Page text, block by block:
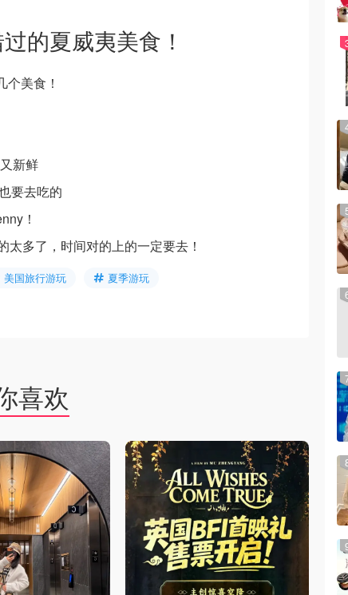
的夏威夷美食！
美食！
新鲜
要去吃的
！
太多了，时间对的上的一定要去！
美国旅行游玩
夏季游玩
喜欢